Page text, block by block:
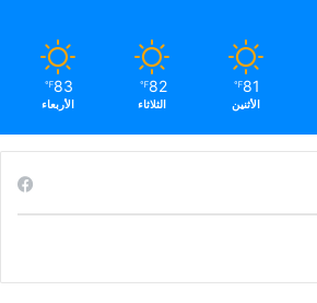
81
℉
الأثنين
82
℉
الثلاثاء
83
℉
الأربعاء